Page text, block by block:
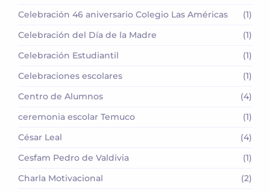
Celebración 46 aniversario Colegio Las Américas
(1)
Celebración del Día de la Madre
(1)
Celebración Estudiantil
(1)
Celebraciones escolares
(1)
Centro de Alumnos
(4)
ceremonia escolar Temuco
(1)
César Leal
(4)
Cesfam Pedro de Valdivia
(1)
Charla Motivacional
(2)